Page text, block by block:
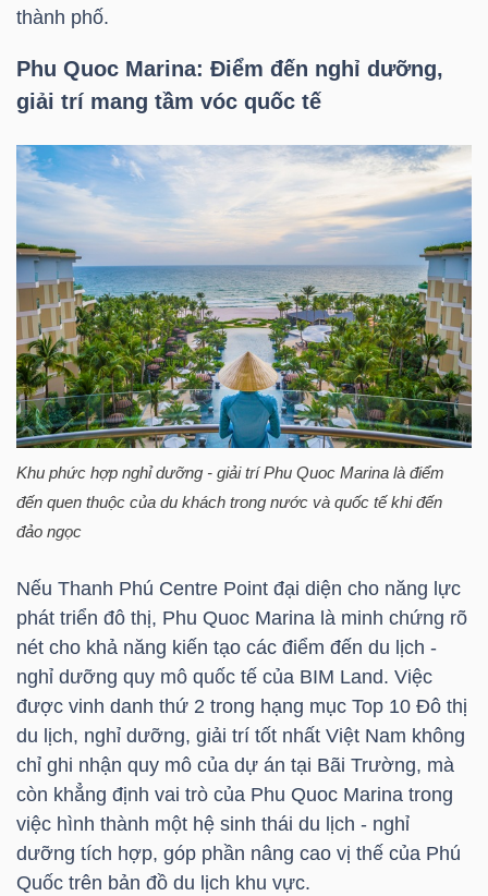
thành phố.
Phu Quoc Marina: Điểm đến nghỉ dưỡng,
giải trí mang tầm vóc quốc tế
Khu phức hợp nghỉ dưỡng - giải trí Phu Quoc Marina là điểm
đến quen thuộc của du khách trong nước và quốc tế khi đến
đảo ngọc
Nếu Thanh Phú Centre Point đại diện cho năng lực
phát triển đô thị, Phu Quoc Marina là minh chứng rõ
nét cho khả năng kiến tạo các điểm đến du lịch -
nghỉ dưỡng quy mô quốc tế của BIM Land. Việc
được vinh danh thứ 2 trong hạng mục Top 10 Đô thị
du lịch, nghỉ dưỡng, giải trí tốt nhất Việt Nam không
chỉ ghi nhận quy mô của dự án tại Bãi Trường, mà
còn khẳng định vai trò của Phu Quoc Marina trong
việc hình thành một hệ sinh thái du lịch - nghỉ
dưỡng tích hợp, góp phần nâng cao vị thế của Phú
Quốc trên bản đồ du lịch khu vực.
CHÍNH
CÔNG
THÔNG
TIN
DỊCH
VỤ
TRUYỀN
THÔNG
TIỆN
ÍCH
BẤT
ĐỘNG
SẢN